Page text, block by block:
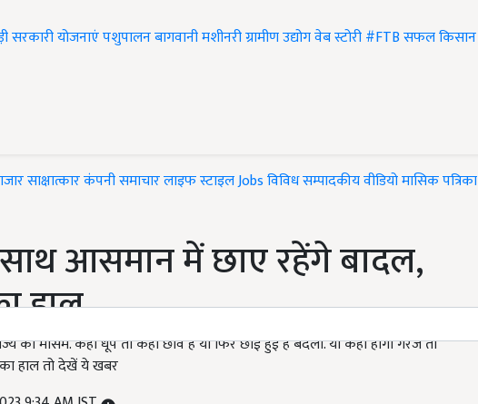
सरकारी योजनाएंपशुपालनबागवानीमशीनरीग्रामीण उद्योगवेब स्टोरी#FTBसफल किसान
साक्षात्कारकंपनी समाचारलाइफ स्टाइलJobsविविधसम्पादकीयवीडियोमासिक पत्रिका
आसमान में छाए रहेंगे बादल,
हाल
मौसम. कही धूप तो कही छांव है या फिर छाई हुई है बदली. या कहीं होगी गरज तो
का हाल तो देखें ये खबर